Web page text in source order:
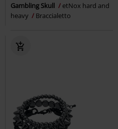
Gambling Skull
etNox hard and
heavy
Braccialetto